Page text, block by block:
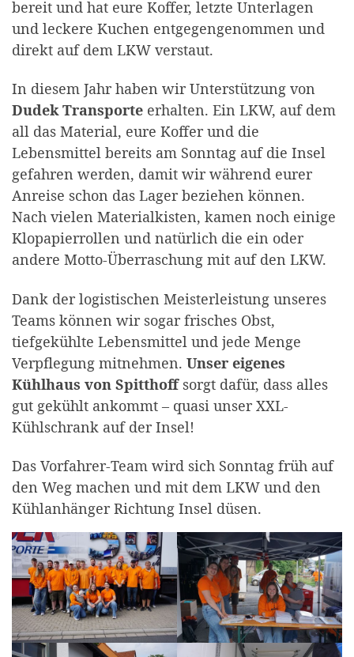
bereit und hat eure Koffer, letzte Unterlagen
und leckere Kuchen entgegengenommen und
direkt auf dem LKW verstaut.
In diesem Jahr haben wir Unterstützung von
Dudek Transporte erhalten. Ein LKW, auf dem
all das Material, eure Koffer und die
Lebensmittel bereits am Sonntag auf die Insel
gefahren werden, damit wir während eurer
Anreise schon das Lager beziehen können.
Nach vielen Materialkisten, kamen noch einige
Klopapierrollen und natürlich die ein oder
andere Motto-Überraschung mit auf den LKW.
Dank der logistischen Meisterleistung unseres
Teams können wir sogar frisches Obst,
tiefgekühlte Lebensmittel und jede Menge
Verpflegung mitnehmen. Unser eigenes
Kühlhaus von Spitthoffsorgt dafür, dass alles
gut gekühlt ankommt – quasi unser XXL-
Kühlschrank auf der Insel!
Das Vorfahrer-Team wird sich Sonntag früh auf
den Weg machen und mit dem LKW und den
Kühlanhänger Richtung Insel düsen.